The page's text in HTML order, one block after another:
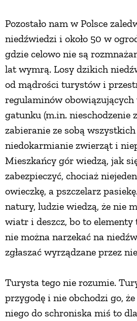
Pozostało nam w Polsce
niedźwiedzi i około 50 w
gdzie celowo nie są
lat wymrą. Losy dzikich
od mądrości turystów i
regulaminów obowiązujących
gatunku (m.in. nieschodzenie
zabieranie ze sobą
niedokarmianie zwierząt i
Mieszkańcy gór wiedzą, jak
zabezpieczyć, chociaż
owieczkę, a pszczelarz
natury, ludzie wiedzą, że nie
wiatr i deszcz, bo to elementy
nie można narzekać na
zgłaszać wyrządzane przez
Turysta tego nie rozumie.
przygodę i nie obchodzi go,
niego do schroniska miś to
CIASTA I
DODATKI
INNE